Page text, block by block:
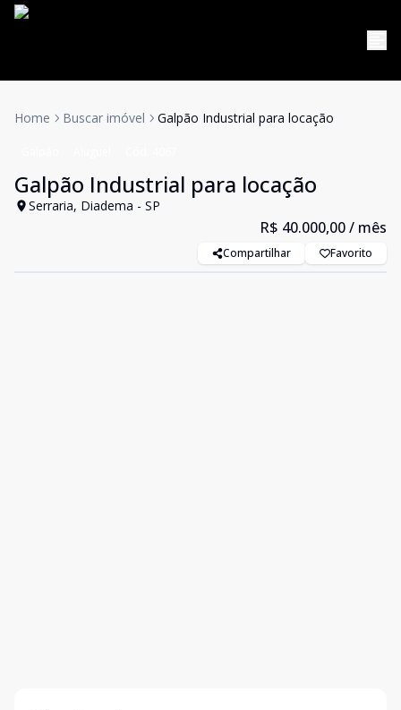
Home Buscar imóvel Galpão Industrial para locação
Galpão Industrial para locação
Serraria, Diadema - SP
R$ 40.000,00/ mês
Compartilhar Favorito